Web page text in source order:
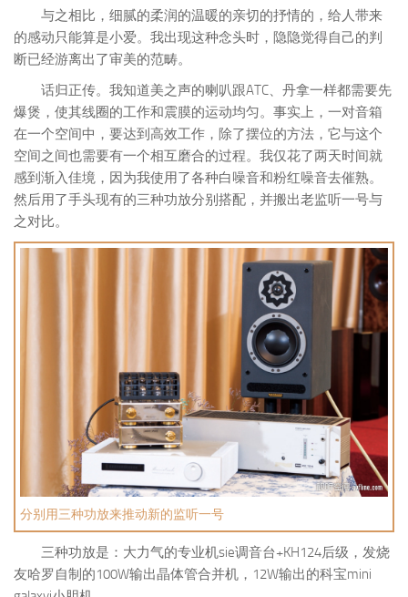
与之相比，细腻的柔润的温暖的亲切的抒情的，给人带来
的感动只能算是小爱。我出现这种念头时，隐隐觉得自己的判
断已经游离出了审美的范畴。
话归正传。我知道美之声的喇叭跟ATC、丹拿一样都需要先
爆煲，使其线圈的工作和震膜的运动均匀。事实上，一对音箱
在一个空间中，要达到高效工作，除了摆位的方法，它与这个
空间之间也需要有一个相互磨合的过程。我仅花了两天时间就
感到渐入佳境，因为我使用了各种白噪音和粉红噪音去催熟。
然后用了手头现有的三种功放分别搭配，并搬出老监听一号与
之对比。
分别用三种功放来推动新的监听一号
三种功放是：大力气的专业机sie调音台+KH124后级，发烧
友哈罗自制的100W输出晶体管合并机，12W输出的科宝mini